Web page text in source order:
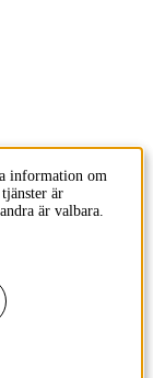
information om
är
är valbara.